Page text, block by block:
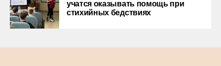
учатся оказывать помощь при
стихийных бедствиях